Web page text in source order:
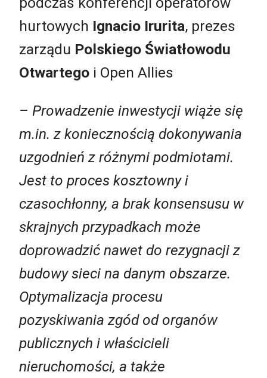
hurtowych Ignacio Irurita, prezes
zarządu Polskiego Światłowodu
Otwartego i Open Allies
– Prowadzenie inwestycji wiąże się
m.in. z koniecznością dokonywania
uzgodnień z różnymi podmiotami.
Jest to proces kosztowny i
czasochłonny, a brak konsensusu w
skrajnych przypadkach może
doprowadzić nawet do rezygnacji z
budowy sieci na danym obszarze.
Optymalizacja procesu
pozyskiwania zgód od organów
publicznych i właścicieli
nieruchomości, a także